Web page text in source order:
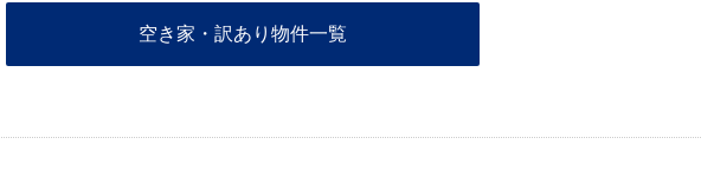
空き家・訳あり物件一覧